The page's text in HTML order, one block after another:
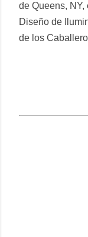
de Queens,
Diseño de
de los